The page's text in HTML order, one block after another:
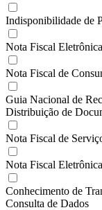
Indisponibilidade de
Nota Fiscal
Nota Fiscal de
Guia Nacional de
Distribuição de
Nota Fiscal de
Nota Fiscal
Conhecimento de
Consulta de Dados